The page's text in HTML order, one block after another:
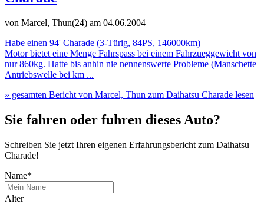
von Marcel, Thun(24) am 04.06.2004
Habe einen 94' Charade (3-Türig, 84PS, 146000km)
Motor bietet eine Menge Fahrspass bei einem Fahrzueggewicht von
nur 860kg. Hatte bis anhin nie nennenswerte Probleme (Manschette
Antriebswelle bei km ...
» gesamten Bericht von Marcel, Thun zum Daihatsu Charade lesen
Sie fahren oder fuhren dieses Auto?
Schreiben Sie jetzt Ihren eigenen Erfahrungsbericht zum Daihatsu
Charade!
Name*
Alter